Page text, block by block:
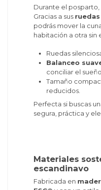
Durante el
Gracias a sus
podrás mover la
habitación a otra sin
Ruedas
Balanceo
conciliar el
Tamaño
reducidos.
Perfecta si buscas
segura, práctica y
Materiales
escandinavo
Fabricada en